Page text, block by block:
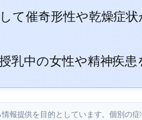
て催奇形性や乾燥症
乳中の女性や精神疾
報提供を目的としています。個別の